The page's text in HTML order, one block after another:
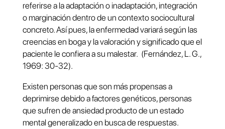
referirse a la adaptación o inadaptación, integración
o marginación dentro de un contexto sociocultural
concreto. Así pues, la enfermedad variará según las
creencias en boga y la valoración y significado que el
paciente le confiera a su malestar. (Fernández, L. G.,
1969: 30-32).
Existen personas que son más propensas a
deprimirse debido a factores genéticos, personas
que sufren de ansiedad producto de un estado
mental generalizado en busca de respuestas.